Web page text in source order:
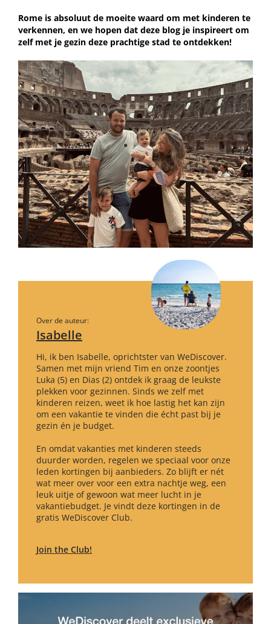
Rome is absoluut de moeite waard om met kinderen te
verkennen, en we hopen dat deze blog je inspireert om
zelf met je gezin deze prachtige stad te ontdekken!
Over de auteur:
Isabelle
Hi, ik ben Isabelle, oprichtster van WeDiscover.
Samen met mijn vriend Tim en onze zoontjes
Luka (5) en Dias (2) ontdek ik graag de leukste
plekken voor gezinnen. Sinds we zelf met
kinderen reizen, weet ik hoe lastig het kan zijn
om een vakantie te vinden die écht past bij je
gezin én je budget.
En omdat vakanties met kinderen steeds
duurder worden, regelen we speciaal voor onze
leden kortingen bij aanbieders. Zo blijft er nét
wat meer over voor een extra nachtje weg, een
leuk uitje of gewoon wat meer lucht in je
vakantiebudget. Je vindt deze kortingen in de
gratis WeDiscover Club.
Join the Club!